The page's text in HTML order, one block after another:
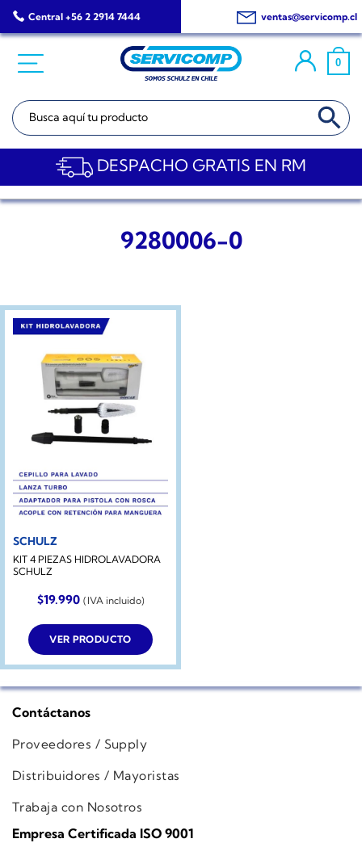
Saltar
al
Central +56 2 2914 7444 ventas@servicomp.cl
0
Buscar: BOTÓN DE
DESPACHO GRATIS EN RM
9280006-0
SCHULZ
KIT 4 PIEZAS HIDROLAVADORA
SCHULZ
$19.990 (IVA incluido)
VER PRODUCTO
Contáctanos
Proveedores / Supply
Distribuidores / Mayoristas
Trabaja con Nosotros
Empresa Certificada ISO 9001